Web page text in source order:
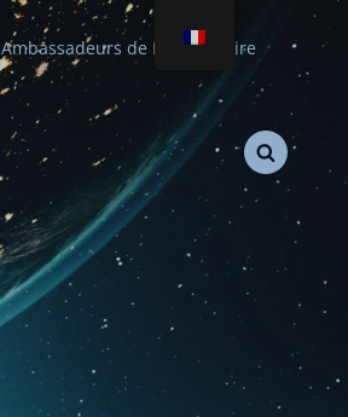
Ambassadeurs de Paix Stellaire